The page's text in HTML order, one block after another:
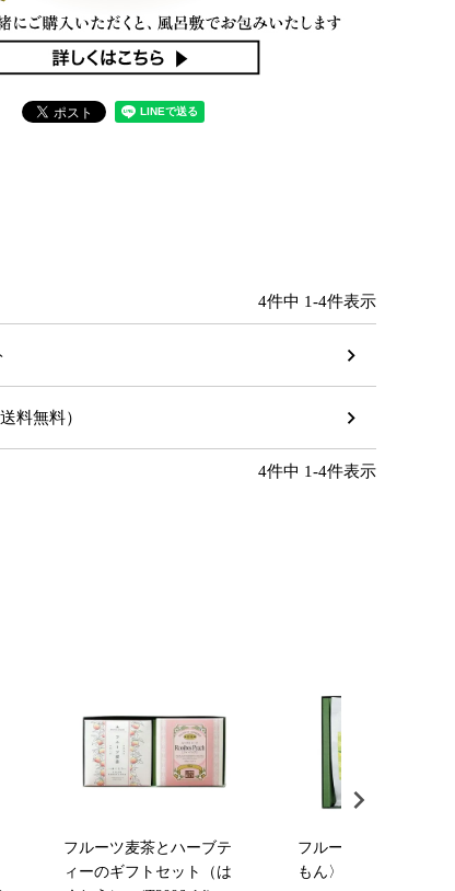
4件中 1-4件表示
料無料）
4件中 1-4件表示
フルーツ麦茶とハーブテ
ィーのギフトセット（は
フルーツ緑茶・麦茶〈
もん〉セット